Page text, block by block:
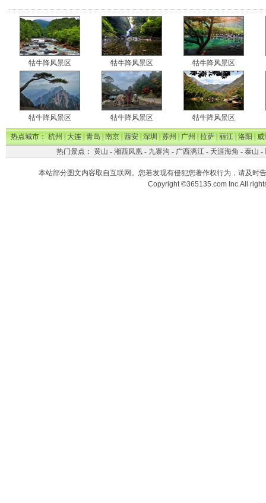
牯牛降风景区 牯牛降风景区 牯牛降风景区
牯牛降风景区 牯牛降风景区 牯牛降风景区
热点城市：杭州|大连|青岛|南京|西安|深圳|苏州|广州|拉萨|丽江|洛阳|威
热门景点： 黄山 - 湘西凤凰- 九寨沟 - 广西漓江- 天涯海角 - 泰山 -
本站部分图文内容取自互联网。您若发现有侵犯您著作权行为，请及时
Copyright ©365135.com Inc.All